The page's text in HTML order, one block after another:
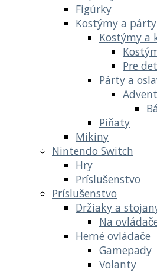
Figúrky
Kostýmy a
Kostýmy a
Pre
Párty a
Piňaty
Mikiny
Nintendo Switch
Hry
Príslušenstvo
Príslušenstvo
Držiaky a
Na
Herné ovládače
Gamepady
Volanty